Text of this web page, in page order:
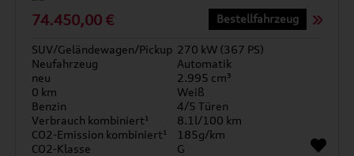
74.450,00 € Bestellfahrzeug
SUV/Geländewagen/Pickup 270 kW (367 PS)
Neufahrzeug
Automatik
neu
2.995 cm³
0 km
Weiß
Benzin
4/5 Türen
Verbrauch kombiniert¹
8.1l/100 km
CO2-Emission kombiniert¹
185g/km
CO2-Klasse
G